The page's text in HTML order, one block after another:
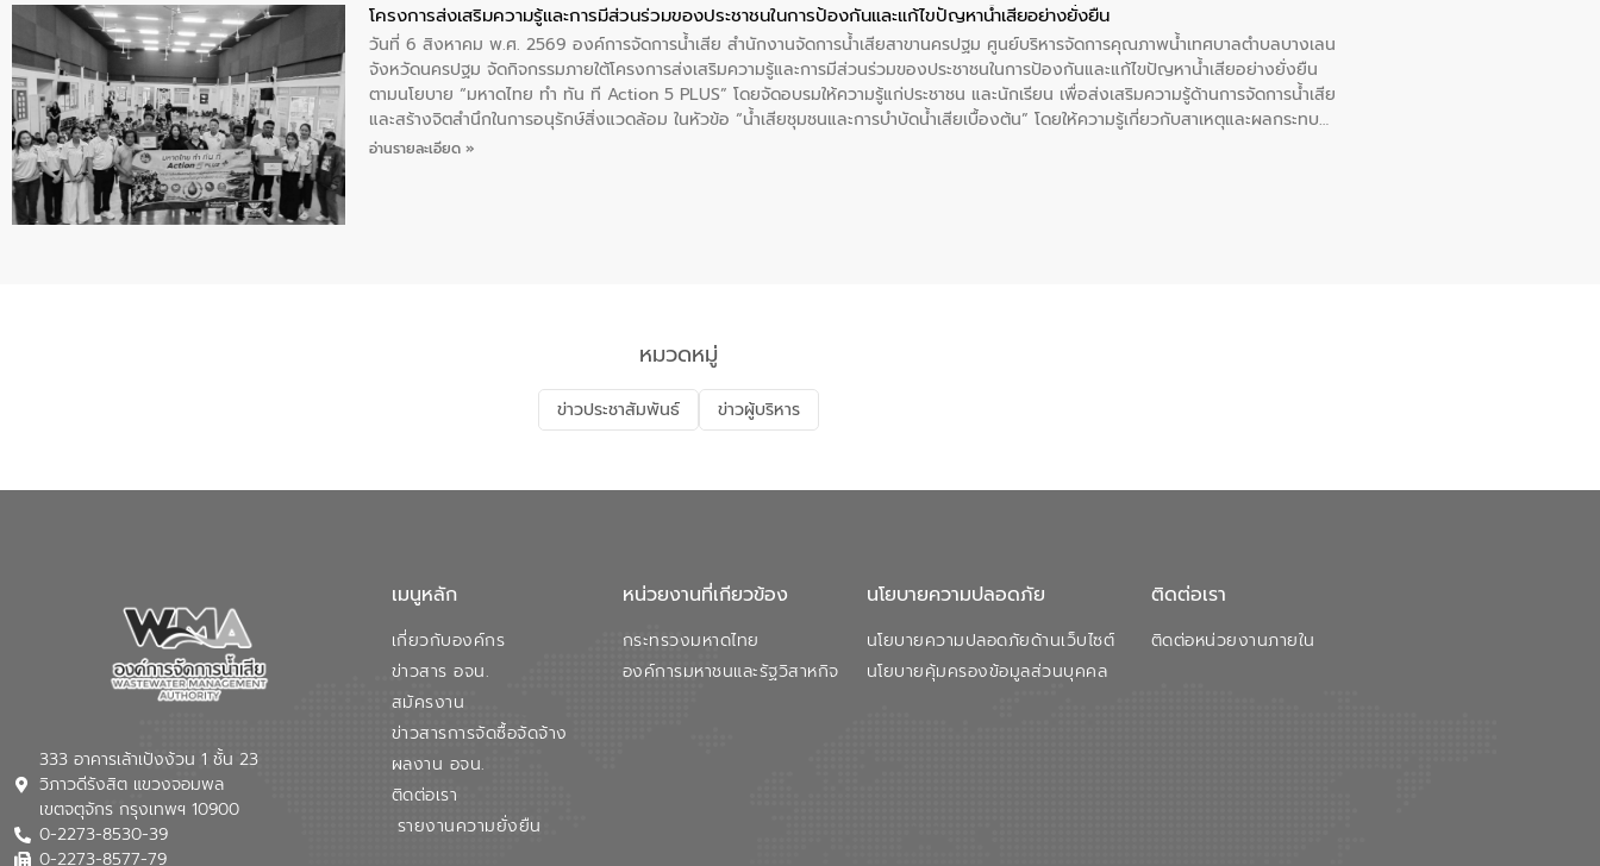
โครงการส่งเสริมความรู้และการมีส่วนร่วมของประชาชนในการป้องกันและแก้ไขปัญหาน้ำเสียอย่างยั่งยืน
วันที่ 6 สิงหาคม พ.ศ. 2569 องค์การจัดการน้ำเสีย สำนักงานจัดการน้ำเสียสาขานครปฐม ศูนย์บริหารจัดการคุณภาพน้ำเทศบาลตำบลบางเลน
จังหวัดนครปฐม จัดกิจกรรมภายใต้โครงการส่งเสริมความรู้และการมีส่วนร่วมของประชาชนในการป้องกันและแก้ไขปัญหาน้ำเสียอย่างยั่งยืน
ตามนโยบาย “มหาดไทย ทำ ทัน ที Action 5 PLUS” โดยจัดอบรมให้ความรู้แก่ประชาชน และนักเรียน เพื่อส่งเสริมความรู้ด้านการจัดการน้ำเสีย
และสร้างจิตสำนึกในการอนุรักษ์สิ่งแวดล้อม ในหัวข้อ “น้ำเสียชุมชนและการบำบัดน้ำเสียเบื้องต้น” โดยให้ความรู้เกี่ยวกับสาเหตุและผลกระทบ
ของน้ำเสีย แนวทางการลดการเกิดน้ำเสียจากแหล่งกำเนิด การบำบัดน้ำเสียเบื้องต้นในครัวเรือน ณ เทศบาลตำบลบางเลน จังหวัดนครปฐม
อ่านรายละเอียด »
หมวดหมู่
ข่าวประชาสัมพันธ์ ข่าวผู้บริหาร
333 อาคารเล้าเป้งง้วน 1 ชั้น 23
วิภาวดีรังสิต แขวงจอมพล
เขตจตุจักร กรุงเทพฯ 10900
0-2273-8530-39
0-2273-8577-79
เมนูหลัก
เกี่ยวกับองค์กร
ข่าวสาร อจน.
สมัครงาน
ข่าวสารการจัดซื้อจัดจ้าง
ผลงาน อจน.
ติดต่อเรา
รายงานความยั่งยืน
หน่วยงานที่เกียวข้อง
กระทรวงมหาดไทย
องค์การมหาชนและรัฐวิสาหกิจ
นโยบายความปลอดภัย
นโยบายความปลอดภัยด้านเว็บไซต์
นโยบายคุ้มครองข้อมูลส่วนบุคคล
ติดต่อเรา
ติดต่อหน่วยงานภายใน